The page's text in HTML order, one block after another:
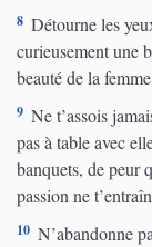
8 Détourne les
curieusement une
beauté de la
9 Ne t’assois
pas à table avec
banquets, de peur
passion ne
10 N’abandonne